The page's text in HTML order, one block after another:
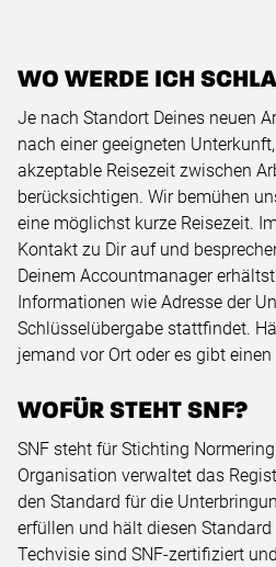
WO WERDE ICH
Je nach Standort Deines neuen
nach einer geeigneten
akzeptable Reisezeit zwischen
berücksichtigen. Wir bemühen
eine möglichst kurze Reisezeit.
Kontakt zu Dir auf und
Deinem Accountmanager
Informationen wie Adresse der
Schlüsselübergabe stattfindet.
jemand vor Ort oder es gibt
WOFÜR STEHT SNF?
SNF steht für Stichting
Organisation verwaltet das
den Standard für die
erfüllen und hält diesen
Techvisie sind SNF-zertifiziert